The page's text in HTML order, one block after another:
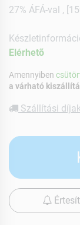
27% ÁFÁ-val ,
Elérhetõ
Amennyiben
a várható
Szállítási díjak